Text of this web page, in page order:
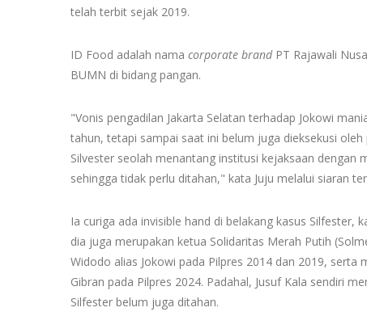
telah terbit sejak 2019.
ID Food adalah nama corporate brandPT Rajawali
BUMN di bidang pangan.
"Vonis pengadilan Jakarta Selatan terhadap Jokowi
tahun, tetapi sampai saat ini belum juga dieksekusi
Silvester seolah menantang institusi kejaksaan dengan
sehingga tidak perlu ditahan," kata Juju melalui siaran
Ia curiga ada invisible hand di belakang kasus Silfester,
dia juga merupakan ketua Solidaritas Merah Putih
Widodo alias Jokowi pada Pilpres 2014 dan 2019,
Gibran pada Pilpres 2024. Padahal, Jusuf Kala sendiri
Silfester belum juga ditahan.